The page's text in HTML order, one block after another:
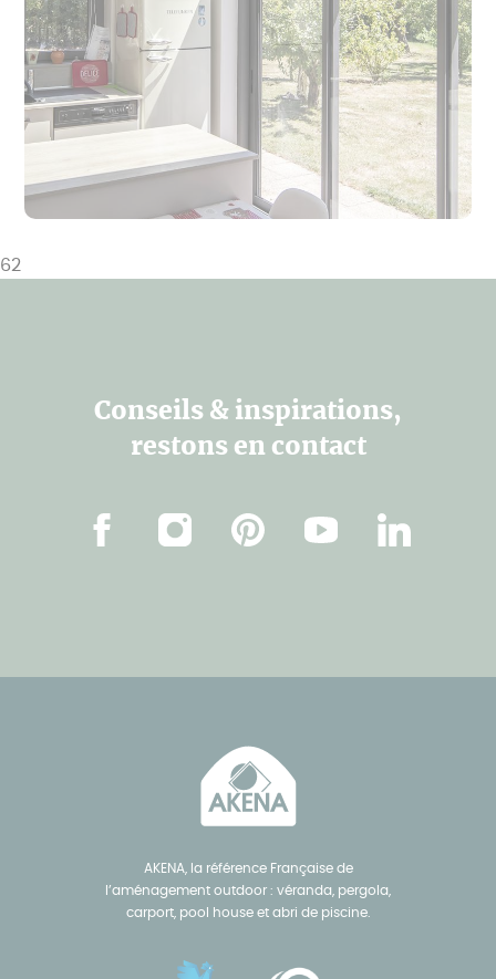
62
AKENA, la référence Française de
l’aménagement outdoor : véranda, pergola,
carport, pool house et abri de piscine.
Conseils & inspirations,
restons en contact
FacebookInstagramPinterestYoutubeLinkedin